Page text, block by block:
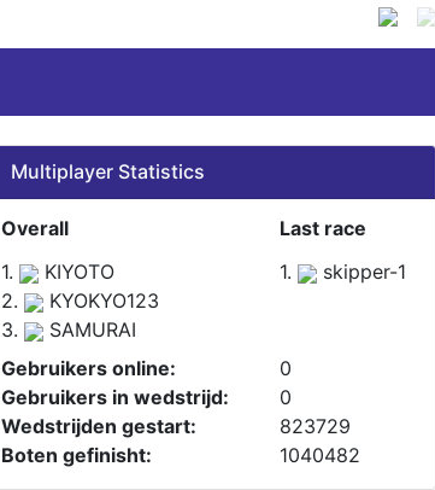
Multiplayer Statistics
Overall
Last race
1.
KIYOTO 1.
skipper-1
2.
KYOKYO123
3.
SAMURAI
Gebruikers online:
0
Gebruikers in wedstrijd:
0
Wedstrijden gestart:
823729
Boten gefinisht:
1040482